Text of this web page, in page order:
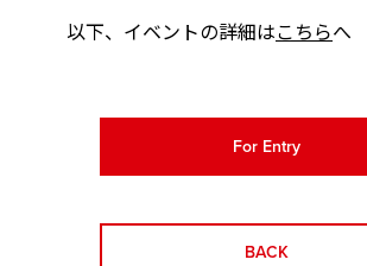
以下、イベントの詳細はこちらへ
For Entry
BACK